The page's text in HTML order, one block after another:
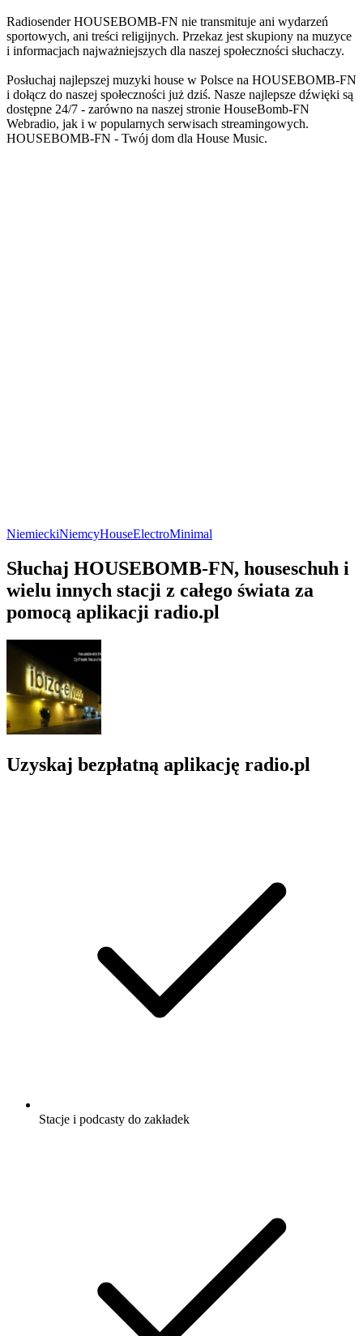
Radiosender HOUSEBOMB-FN nie transmituje ani wydarzeń
sportowych, ani treści religijnych. Przekaz jest skupiony na muzyce
i informacjach najważniejszych dla naszej społeczności słuchaczy.
Posłuchaj najlepszej muzyki house w Polsce na HOUSEBOMB-FN
i dołącz do naszej społeczności już dziś. Nasze najlepsze dźwięki są
dostępne 24/7 - zarówno na naszej stronie HouseBomb-FN
Webradio, jak i w popularnych serwisach streamingowych.
HOUSEBOMB-FN - Twój dom dla House Music.
NiemieckiNiemcyHouseElectroMinimal
Słuchaj HOUSEBOMB-FN, houseschuh i
wielu innych stacji z całego świata za
pomocą aplikacji radio.pl
Uzyskaj bezpłatną aplikację radio.pl
Stacje i podcasty do zakładek